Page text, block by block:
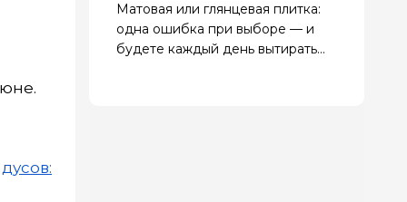
Матовая или глянцевая плитка:
одна ошибка при выборе — и
будете каждый день вытирать